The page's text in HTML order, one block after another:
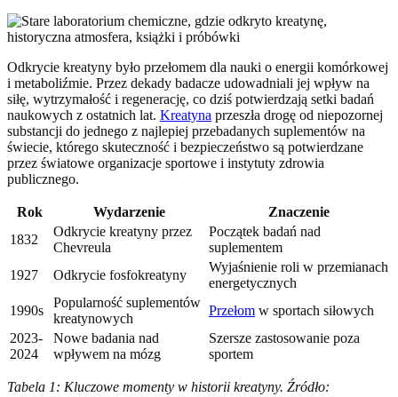
Odkrycie kreatyny było przełomem dla nauki o energii komórkowej
i metaboliźmie. Przez dekady badacze udowadniali jej wpływ na
siłę, wytrzymałość i regenerację, co dziś potwierdzają setki badań
naukowych z ostatnich lat. Kreatyna przeszła drogę od niepozornej
substancji do jednego z najlepiej przebadanych suplementów na
świecie, którego skuteczność i bezpieczeństwo są potwierdzane
przez światowe organizacje sportowe i instytuty zdrowia
publicznego.
Rok Wydarzenie
Znaczenie
1832
Odkrycie kreatyny przez
Chevreula
Początek badań nad
suplementem
1927
Odkrycie fosfokreatyny
Wyjaśnienie roli w przemianach
energetycznych
1990s
Popularność suplementów
kreatynowych
Przełom w sportach siłowych
2023-
2024
Nowe badania nad
wpływem na mózg
Szersze zastosowanie poza
sportem
Tabela 1: Kluczowe momenty w historii kreatyny. Źródło: